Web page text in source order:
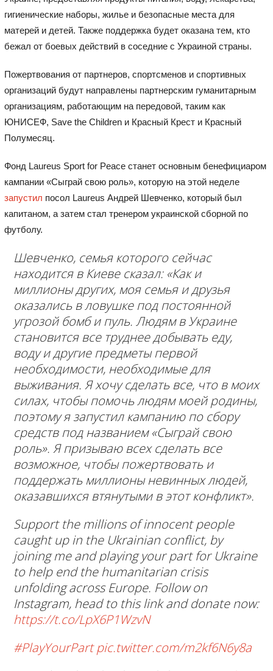
гигиенические наборы, жилье и безопасные места для
матерей и детей. Также поддержка будет оказана тем, кто
бежал от боевых действий в соседние с Украиной страны.
Пожертвования от партнеров, спортсменов и спортивных
организаций будут направлены партнерским гуманитарным
организациям, работающим на передовой, таким как
ЮНИСЕФ, Save the Children и Красный Крест и Красный
Полумесяц.
Фонд Laureus Sport for Peace станет основным бенефициаром
кампании «Сыграй свою роль», которую на этой неделе
запустил посол Laureus Андрей Шевченко, который был
капитаном, а затем стал тренером украинской сборной по
футболу.
Шевченко, семья которого сейчас
находится в Киеве сказал: «Как и
миллионы других, моя семья и друзья
оказались в ловушке под постоянной
угрозой бомб и пуль. Людям в Украине
становится все труднее добывать еду,
воду и другие предметы первой
необходимости, необходимые для
выживания. Я хочу сделать все, что в моих
силах, чтобы помочь людям моей родины,
поэтому я запустил кампанию по сбору
средств под названием «Сыграй свою
роль». Я призываю всех сделать все
возможное, чтобы пожертвовать и
поддержать миллионы невинных людей,
оказавшихся втянутыми в этот конфликт».
Support the millions of innocent people
caught up in the Ukrainian conflict, by
joining me and playing your part for Ukraine
to help end the humanitarian crisis
unfolding across Europe. Follow on
Instagram, head to this link and donate now:
https://t.co/LpX6P1WzvN
#PlayYourPart pic.twitter.com/m2kf6N6y8a